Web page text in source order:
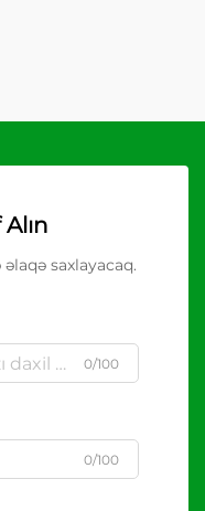
saxlayacaq.
0/100
0/100